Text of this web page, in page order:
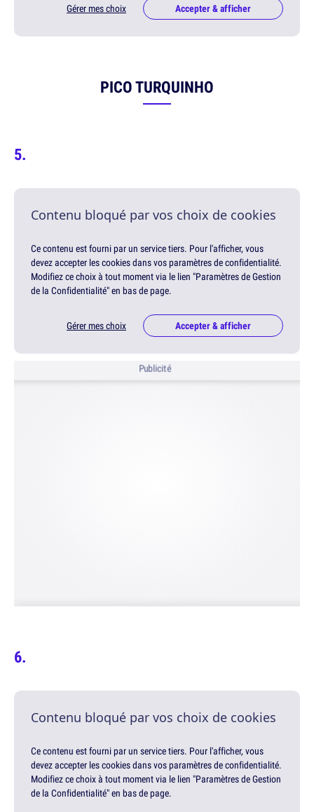
Gérer mes choix Accepter & afficher
PICO TURQUINHO
Contenu bloqué par vos choix de cookies
Ce contenu est fourni par un service tiers. Pour l'afficher, vous
devez accepter les cookies dans vos paramètres de confidentialité.
Modifiez ce choix à tout moment via le lien "Paramètres de Gestion
de la Confidentialité" en bas de page.
Gérer mes choix Accepter & afficher
Publicité
Contenu bloqué par vos choix de cookies
Ce contenu est fourni par un service tiers. Pour l'afficher, vous
devez accepter les cookies dans vos paramètres de confidentialité.
Modifiez ce choix à tout moment via le lien "Paramètres de Gestion
de la Confidentialité" en bas de page.